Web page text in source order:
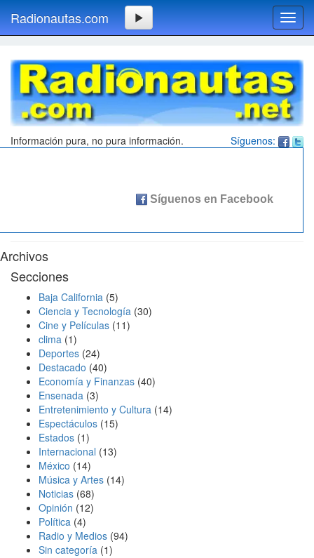
Radionautas.com
Síguenos:
Información pura, no pura información.
Archivos
Secciones
Baja California (5)
Ciencia y Tecnología (30)
Cine y Películas (11)
clima (1)
Deportes (24)
Destacado (40)
Economía y Finanzas (40)
Ensenada (3)
Entretenimiento y Cultura (14)
Espectáculos (15)
Estados (1)
Internacional (13)
México (14)
Música y Artes (14)
Noticias (68)
Opinión (12)
Política (4)
Radio y Medios (94)
Sin categoría (1)